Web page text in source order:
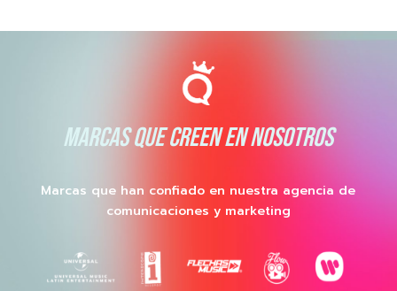
MARCAS QUE CREEN EN NOSOTROS
Marcas que han confiado en nuestra agencia de
comunicaciones y marketing